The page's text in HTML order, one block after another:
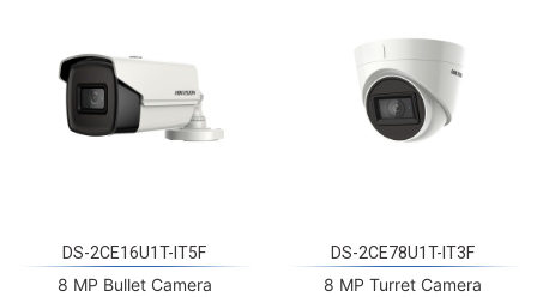
DS-2CE16U1T-IT5F
8 MP Bullet Camera
DS-2CE78U1T-IT3F
8 MP Turret Camera